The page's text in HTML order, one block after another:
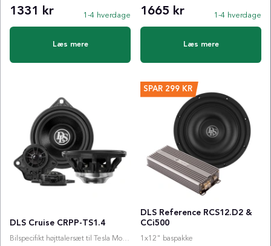
1331 kr 1-4 hverdage
Læs mere
1665 kr 1-4 hverdage
Læs mere
DLS Cruise CRPP-TS1.4
Bilspecifikt højttalersæt til Tesla Model 3 og Y
SPAR 299 KR
DLS Reference RCS12.D2 &
CCi500
1x12" baspakke